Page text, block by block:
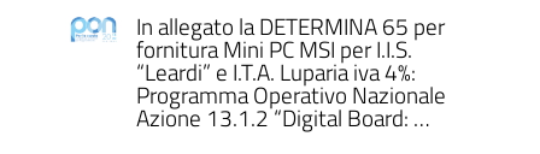
In allegato la DETERMINA 65 per
fornitura Mini PC MSI per I.I.S.
“Leardi” e I.T.A. Luparia iva 4%:
Programma Operativo Nazionale
Azione 13.1.2 “Digital Board: …